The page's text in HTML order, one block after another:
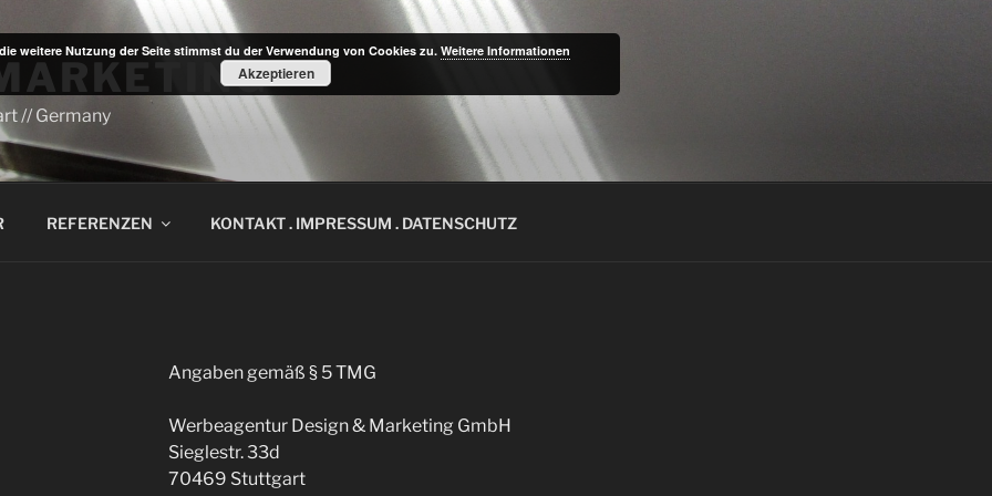
// Germany
REFERENZEN KONTAKT . IMPRESSUM . DATENSCHUTZ
Angaben gemäß § 5 TMG
Werbeagentur Design & Marketing GmbH
Sieglestr. 33d
70469 Stuttgart
weitere Nutzung der Seite stimmst du der Verwendung von Cookies zu. Weitere Informationen
Akzeptieren